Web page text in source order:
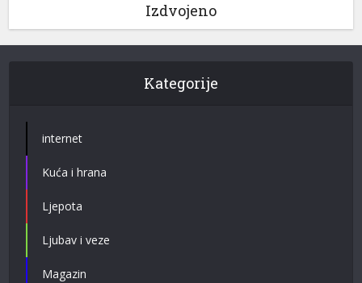
Izdvojeno
Kategorije
internet
Kuća i hrana
Ljepota
Ljubav i veze
Magazin